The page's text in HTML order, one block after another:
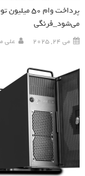
پرداخت وام
می‌شود_فرنگی
می 24, 2025 علی